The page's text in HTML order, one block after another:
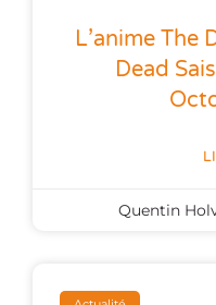
L’anime The
Dead
Quentin